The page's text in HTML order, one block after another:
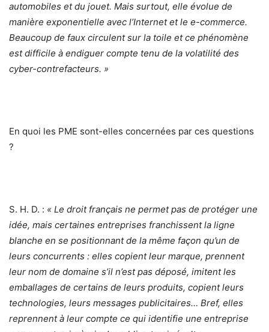
automobiles et du jouet. Mais surtout, elle évolue de
manière exponentielle avec l’Internet et le e-commerce.
Beaucoup de faux circulent sur la toile et ce phénomène
est difficile à endiguer compte tenu de la volatilité des
cyber-contrefacteurs. »
En quoi les PME sont-elles concernées par ces questions
?
S. H. D. : « Le droit français ne permet pas de protéger une
idée, mais certaines entreprises franchissent la ligne
blanche en se positionnant de la même façon qu’un de
leurs concurrents : elles copient leur marque, prennent
leur nom de domaine s’il n’est pas déposé, imitent les
emballages de certains de leurs produits, copient leurs
technologies, leurs messages publicitaires… Bref, elles
reprennent à leur compte ce qui identifie une entreprise